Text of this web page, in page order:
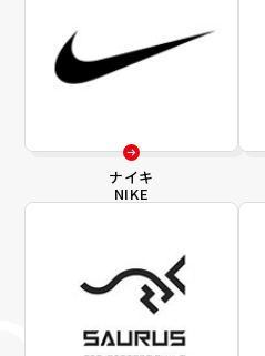
ナイキ
NIKE